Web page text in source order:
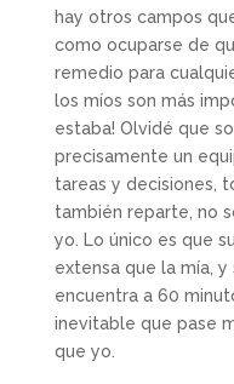
hay otros campos
como ocuparse de
remedio para
los míos son más
estaba! Olvidé que
precisamente un
tareas y decisiones,
también reparte, no
yo. Lo único es que
extensa que la mía,
encuentra a 60
inevitable que pase
que yo.